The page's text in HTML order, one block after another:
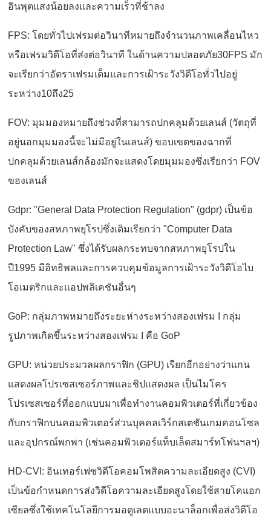
อินพุตแสงน้อยลงและความเร็วที่ช้าลง
FPS: โดยทั่วไปเฟรมต่อวินาทีหมายถึงจำนวนภาพเคลื่อนไหว
หรือเฟรมวิดีโอที่ส่งต่อวินาที ในด้านความปลอดภัย30FPS มัก
จะเรียกว่าอัตราเฟรมเต็มและการเฝ้าระวังวิดีโอทั่วไปอยู่
ระหว่าง10ถึง25
FOV: มุมมองหมายถึงช่วงที่สามารถปกคลุมด้วยเลนส์ (วัตถุที่
อยู่นอกมุมมองนี้จะไม่มีอยู่ในเลนส์) ขอบเขตของฉากที่
ปกคลุมด้วยเลนส์กล้องมักจะแสดงโดยมุมมองซึ่งเรียกว่า FOV
ของเลนส์
Gdpr: "General Data Protection Regulation" (gdpr) เป็นข้อ
บังคับของสหภาพยุโรปซึ่งเดิมเรียกว่า "Computer Data
Protection Law" ซึ่งได้รับผลกระทบจากสหภาพยุโรปใน
ปี1995 มีอิทธิพลและการควบคุมข้อมูลการเฝ้าระวังวิดีโอไบ
โอเมตริกและแอปพลิเคชันอื่นๆ
GoP: กลุ่มภาพหมายถึงระยะห่างระหว่างสองเฟรม I กลุ่ม
รูปภาพเกิดขึ้นระหว่างสองเฟรม I คือ GoP
GPU: หน่วยประมวลผลกราฟิก (GPU) เรียกอีกอย่างว่าแกน
แสดงผลโปรเซสเซอร์ภาพและชิปแสดงผล เป็นไมโคร
โปรเซสเซอร์ที่ออกแบบมาเพื่อทำงานคอมพิวเตอร์ที่เกี่ยวข้อง
กับกราฟิกบนคอมพิวเตอร์ส่วนบุคคลเวิร์กสเตชันเกมคอนโซล
และอุปกรณ์พกพา (เช่นคอมพิวเตอร์แท็บเล็ตสมาร์ทโฟนฯลฯ)
HD-CVI: อินเทอร์เฟซวิดีโอคอมโพสิตความละเอียดสูง (CVI)
เป็นข้อกำหนดการส่งวิดีโอความละเอียดสูงโดยใช้สายโคแอก
เซียลซึ่งใช้เทคโนโลยีการมอดูเลตแบบอะนาล็อกเพื่อส่งวิดีโอ